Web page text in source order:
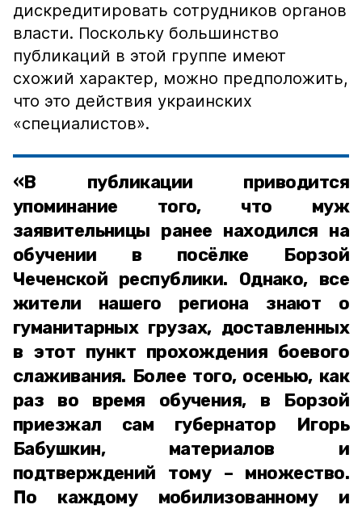
дискредитировать сотрудников органов
власти. Поскольку большинство
публикаций в этой группе имеют
схожий характер, можно предположить,
что это действия украинских
«специалистов».
«В публикации приводится
упоминание того, что муж
заявительницы ранее находился на
обучении в посёлке Борзой
Чеченской республики. Однако, все
жители нашего региона знают о
гуманитарных грузах, доставленных
в этот пункт прохождения боевого
слаживания. Более того, осенью, как
раз во время обучения, в Борзой
приезжал сам губернатор Игорь
Бабушкин, материалов и
подтверждений тому – множество.
По каждому мобилизованному и